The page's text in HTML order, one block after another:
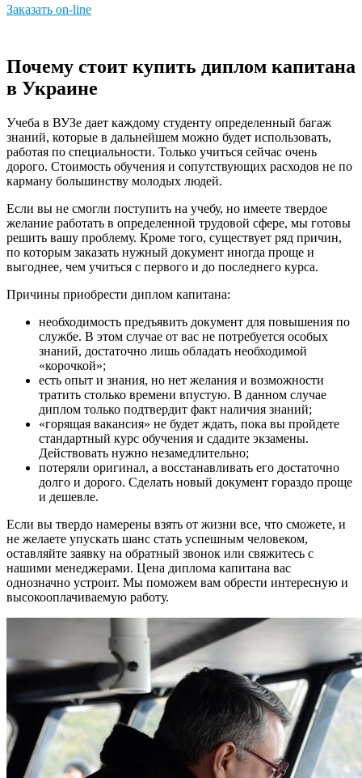
Заказать on-line
Почему стоит купить диплом капитана
в Украине
Учеба в ВУЗе дает каждому студенту определенный багаж
знаний, которые в дальнейшем можно будет использовать,
работая по специальности. Только учиться сейчас очень
дорого. Стоимость обучения и сопутствующих расходов не по
карману большинству молодых людей.
Если вы не смогли поступить на учебу, но имеете твердое
желание работать в определенной трудовой сфере, мы готовы
решить вашу проблему. Кроме того, существует ряд причин,
по которым заказать нужный документ иногда проще и
выгоднее, чем учиться с первого и до последнего курса.
Причины приобрести диплом капитана:
необходимость предъявить документ для повышения по
службе. В этом случае от вас не потребуется особых
знаний, достаточно лишь обладать необходимой
«корочкой»;
есть опыт и знания, но нет желания и возможности
тратить столько времени впустую. В данном случае
диплом только подтвердит факт наличия знаний;
«горящая вакансия» не будет ждать, пока вы пройдете
стандартный курс обучения и сдадите экзамены.
Действовать нужно незамедлительно;
потеряли оригинал, а восстанавливать его достаточно
долго и дорого. Сделать новый документ гораздо проще
и дешевле.
Если вы твердо намерены взять от жизни все, что сможете, и
не желаете упускать шанс стать успешным человеком,
оставляйте заявку на обратный звонок или свяжитесь с
нашими менеджерами. Цена диплома капитана вас
однозначно устроит. Мы поможем вам обрести интересную и
высокооплачиваемую работу.